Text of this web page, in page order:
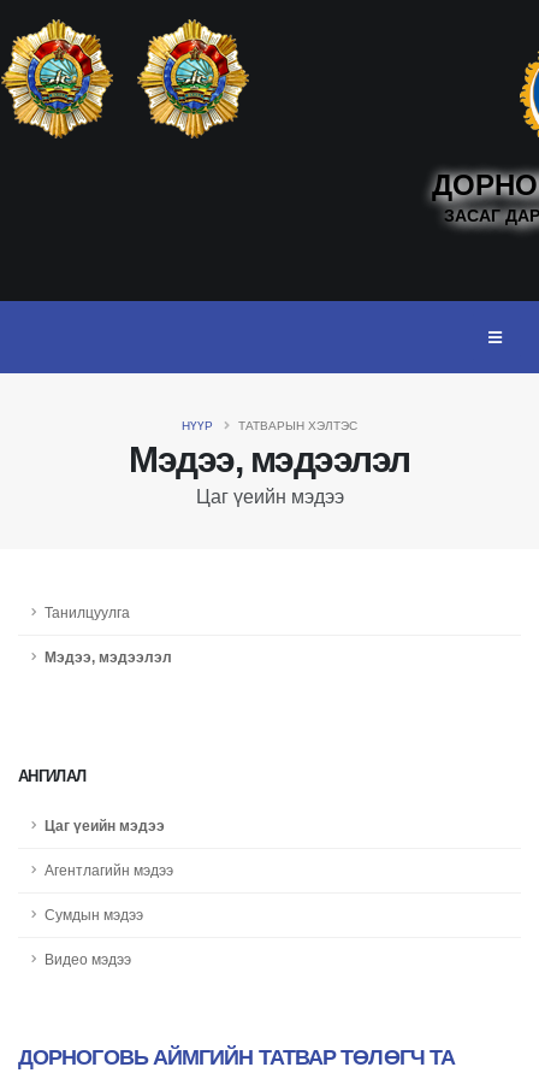
ЗАСАГ
Мэдээ, мэдээлэл
Цаг үеийн мэдээ
НҮҮР ТАТВАРЫН ХЭЛТЭС
Танилцуулга
Мэдээ, мэдээлэл
АНГИЛАЛ
Цаг үеийн мэдээ
Агентлагийн мэдээ
Сумдын мэдээ
Видео мэдээ
ДОРНОГОВЬ АЙМГИЙН ТАТВАР ТӨЛӨГЧ ТА